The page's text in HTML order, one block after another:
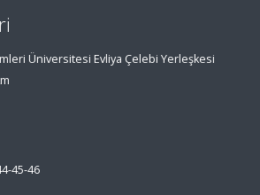
Üniversitesi Evliya Çelebi Yerleşkesi
45-46